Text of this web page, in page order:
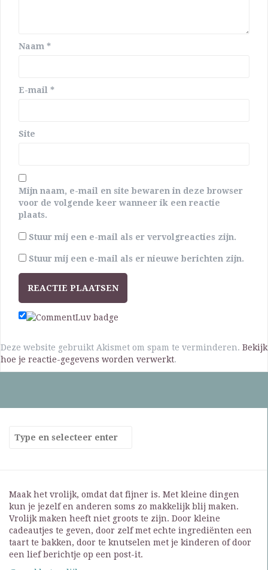
Naam *
E-mail *
Site
Mijn naam, e-mail en site bewaren in deze browser
voor de volgende keer wanneer ik een reactie
plaats.
Stuur mij een e-mail als er vervolgreacties zijn.
Stuur mij een e-mail als er nieuwe berichten zijn.
Deze website gebruikt Akismet om spam te verminderen. Bekijk
hoe je reactie-gegevens worden verwerkt.
Maak het vrolijk, omdat dat fijner is. Met kleine dingen
kun je jezelf en anderen soms zo makkelijk blij maken.
Vrolijk maken heeft niet groots te zijn. Door kleine
cadeautjes te geven, door zelf met echte ingrediënten een
taart te bakken, door te knutselen met je kinderen of door
een lief berichtje op een post-it.